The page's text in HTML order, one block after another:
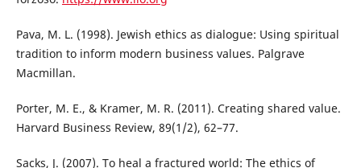
Pava, M. L. (1998). Jewish ethics as dialogue: Using spiritual
tradition to inform modern business values. Palgrave
Macmillan.
Porter, M. E., & Kramer, M. R. (2011). Creating shared value.
Harvard Business Review, 89(1/2), 62–77.
Sacks, J. (2007). To heal a fractured world: The ethics of